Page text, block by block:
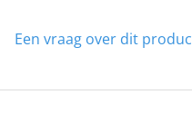
Een vraag over dit